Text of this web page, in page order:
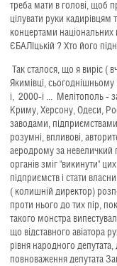
треба мати в голові, щоб
цілувати руки кадирівцям
концертами національних
ЄБАЛІцькій ? Хто його
Так сталося, що я виріс (
Якимівці, сьогоднішньому
і, 2000-і ... Мелітополь -
Криму, Херсону, Одеси,
заводами,
розумні, впливові,
аеродрому за
органів зміг "викинути"
підприємств і стати
( колишній директор)
проти нього до тих пір,
такого монстра
що відставного авіатора
рівня народного
повноваження депутата